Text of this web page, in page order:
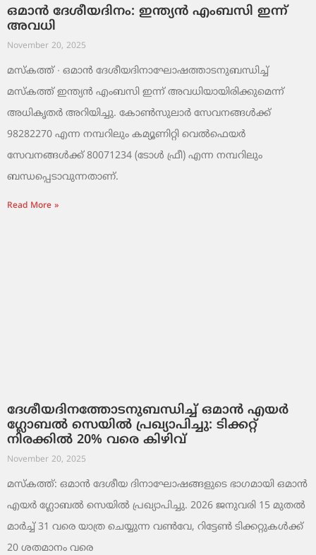
ഒമാൻ ദേശീയദിനം: ഇന്ത്യൻ എംബസി ഇന്ന്
അവധി
November 20, 2025
മസ്‌കത്ത് ∙ ഒമാൻ ദേശീയദിനാഘോഷത്താടനുബന്ധിച്ച്
മസ്‌കത്ത് ഇന്ത്യൻ എംബസി ഇന്ന് അവധിയായിരിക്കുമെന്ന്
അധികൃതർ അറിയിച്ചു. കോൺസുലാർ സേവനങ്ങൾക്ക്
98282270 എന്ന നമ്പറിലും കമ്യൂണിറ്റി വെൽഫെയർ
സേവനങ്ങൾക്ക് 80071234 (ടോൾ ഫ്രീ) എന്ന നമ്പറിലും
ബന്ധപ്പെടാവുന്നതാണ്.
Read More »
ദേശീയദിനത്തോടനുബന്ധിച്ച് ഒമാൻ എയർ
ഗ്ലോബൽ സെയിൽ പ്രഖ്യാപിച്ചു: ടിക്കറ്റ്
നിരക്കിൽ 20% വരെ കിഴിവ്
November 20, 2025
മസ്‌കത്ത്: ഒമാൻ ദേശീയ ദിനാഘോഷങ്ങളുടെ ഭാഗമായി ഒമാൻ
എയർ ഗ്ലോബൽ സെയിൽ പ്രഖ്യാപിച്ചു. 2026 ജനുവരി 15 മുതൽ
മാർച്ച് 31 വരെ യാത്ര ചെയ്യുന്ന വൺവേ, റിട്ടേൺ ടിക്കറ്റുകൾക്ക്
20 ശതമാനം വരെ